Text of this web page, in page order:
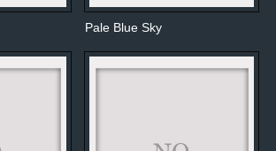
Pale Blue Sky